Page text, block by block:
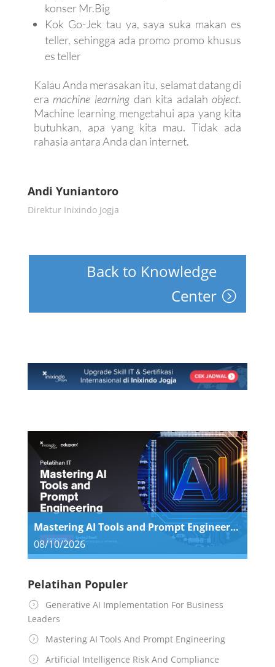
konser Mr.Big
Kok Go-Jek tau ya, saya suka makan es
teller, sehingga ada promo promo khusus
es teller
Kalau Anda merasakan itu, selamat datang di
era machine learningdan kita adalahobject.
Machine learning mengetahui apa yang kita
butuhkan, apa yang kita mau. Tidak ada
rahasia antara Anda dan internet.
Andi Yuniantoro
Direktur Inixindo Jogja
Back to Knowledge
Center
Mastering AI Tools and Prompt Engineering
08/10/2026
Pelatihan Populer
Generative AI Implementation For Business
Leaders
Mastering AI Tools And Prompt Engineering
Artificial Intelligence Risk And Compliance